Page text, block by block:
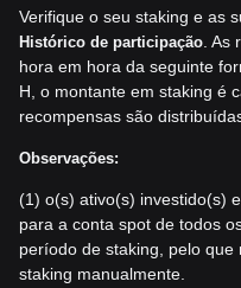
Verifique o seu staking e as
Histórico de participação .
hora em hora da seguinte
H, o montante em staking é
recompensas são
Observações:
(1) o(s) ativo(s) investido(s)
para a conta spot de todos
período de staking, pelo
staking manualmente.